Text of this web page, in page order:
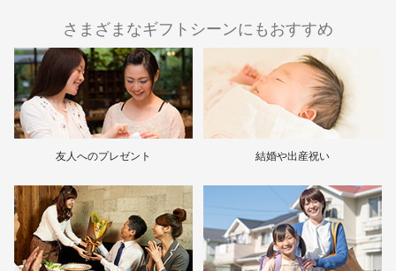
さまざまなギフトシーンにもおすすめ
友人へのプレゼント 結婚や出産祝い